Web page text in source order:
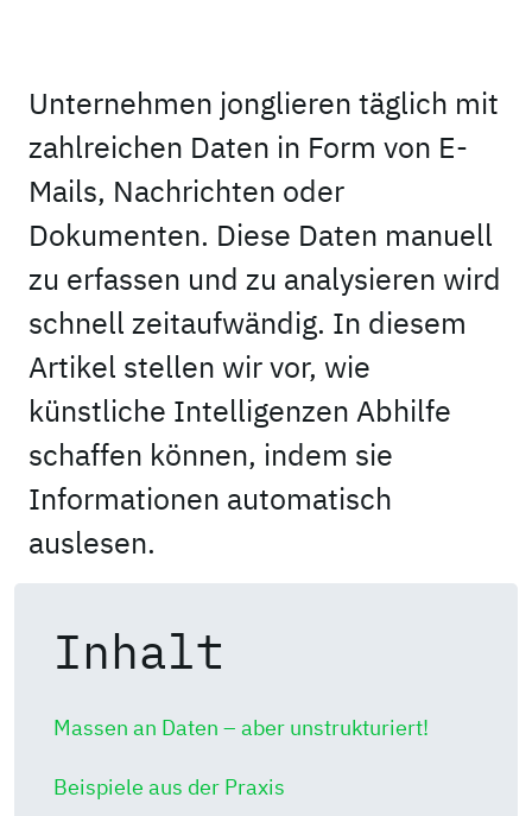
Unternehmen jonglieren täglich mit
zahlreichen Daten in Form von E-
Mails, Nachrichten oder
Dokumenten. Diese Daten manuell
zu erfassen und zu analysieren wird
schnell zeitaufwändig. In diesem
Artikel stellen wir vor, wie
künstliche Intelligenzen Abhilfe
schaffen können, indem sie
Informationen automatisch
auslesen.
Inhalt
Massen an Daten – aber unstrukturiert!
Beispiele aus der Praxis